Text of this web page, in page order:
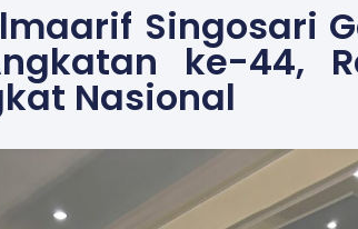
Singosari
ke-44,
Nasional